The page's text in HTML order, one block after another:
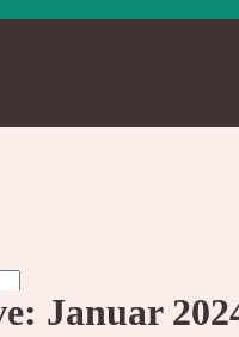
Januar